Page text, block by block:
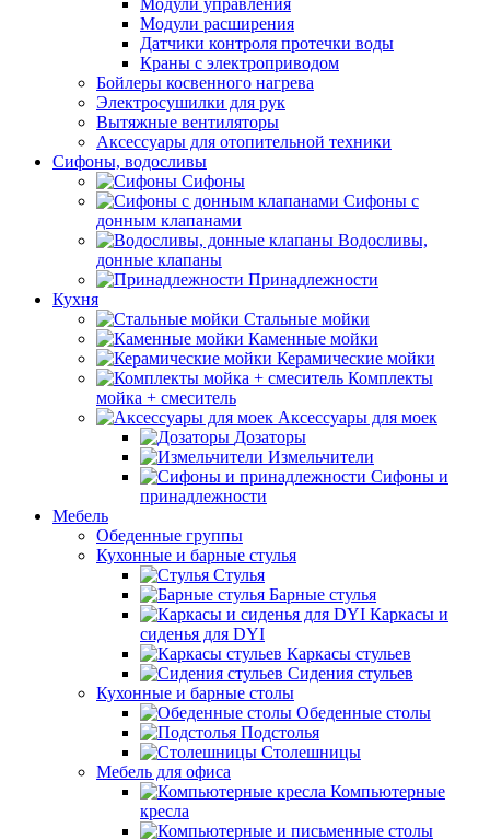
Модули управления
Модули расширения
Датчики контроля протечки воды
Краны с электроприводом
Бойлеры косвенного нагрева
Электросушилки для рук
Вытяжные вентиляторы
Аксессуары для отопительной техники
Сифоны, водосливы
Сифоны
Сифоны с
донным клапанами
Водосливы,
донные клапаны
Принадлежности
Кухня
Стальные мойки
Каменные мойки
Керамические мойки
Комплекты
мойка + смеситель
Аксессуары для моек
Дозаторы
Измельчители
Сифоны и
принадлежности
Мебель
Обеденные группы
Кухонные и барные стулья
Стулья
Барные стулья
Каркасы и
сиденья для DYI
Каркасы стульев
Сидения стульев
Кухонные и барные столы
Обеденные столы
Подстолья
Столешницы
Мебель для офиса
Компьютерные
кресла